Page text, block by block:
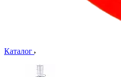
Каталог